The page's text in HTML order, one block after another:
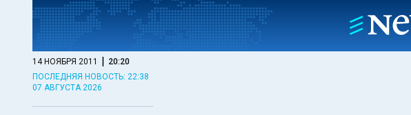
14 НОЯБРЯ 2011 | 20:20
ПОСЛЕДНЯЯ НОВОСТЬ: 22:38
07 АВГУСТА 2026